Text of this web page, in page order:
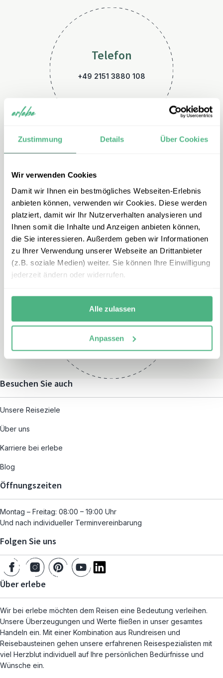
Zustimmung Details Über Cookies
Wir verwenden Cookies
Damit wir Ihnen ein bestmögliches Webseiten-Erlebnis
anbieten können, verwenden wir Cookies. Diese werden
platziert, damit wir Ihr Nutzerverhalten analysieren und
Ihnen somit die Inhalte und Anzeigen anbieten können,
die Sie interessieren. Außerdem geben wir Informationen
zu Ihrer Verwendung unserer Webseite an Drittanbieter
(z.B. soziale Medien) weiter. Sie können Ihre Einwilligung
jederzeit ändern oder widerrufen.
Alle zulassen
Anpassen
Telefon
+49 2151 3880 108
E-Mail
indonesien@erlebe.de
Montag – Freitag:
und nach individueller
Terminvereinbarung
Besuchen Sie auch
Unsere Reiseziele
Über uns
Karriere bei erlebe
Blog
Öffnungszeiten
Montag – Freitag: 08:00 – 19:00 Uhr
Und nach individueller Terminvereinbarung
Folgen Sie uns
Über erlebe
Wir bei erlebe möchten dem Reisen eine Bedeutung verleihen.
Unsere Überzeugungen und Werte fließen in unser gesamtes
Handeln ein. Mit einer Kombination aus Rundreisen und
Reisebausteinen gehen unsere erfahrenen Reisespezialisten mit
viel Herzblut individuell auf Ihre persönlichen Bedürfnisse und
Wünsche ein.